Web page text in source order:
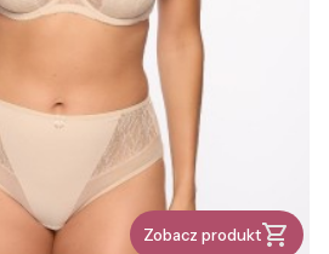
Zobacz produkt